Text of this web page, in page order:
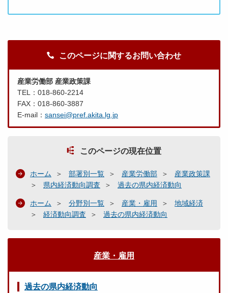
このページに関するお問い合わせ
産業労働部 産業政策課
TEL：018-860-2214
FAX：018-860-3887
E-mail： sansei@pref.akita.lg.jp
このページの現在位置
ホーム 部署別一覧 産業労働部
産業政策課
県内経済動向調査
過去の県内経済動向
ホーム 分野別一覧 産業・雇用
地域経済
経済動向調査
過去の県内経済動向
産業・雇用
過去の県内経済動向